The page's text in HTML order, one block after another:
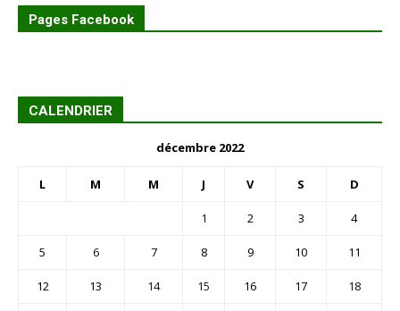
Pages Facebook
CALENDRIER
décembre 2022
L M M J V S D
1 2 3 4
5 6 7 8 9 10 11
12 13 14 15 16 17 18